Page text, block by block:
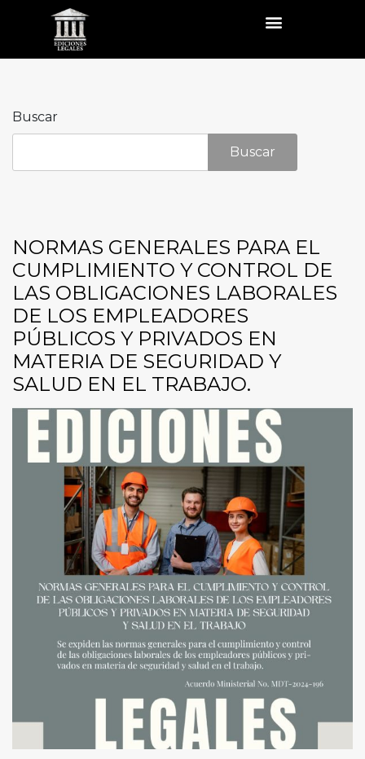
Buscar
Buscar
NORMAS GENERALES PARA EL
CUMPLIMIENTO Y CONTROL DE
LAS OBLIGACIONES LABORALES
DE LOS EMPLEADORES
PÚBLICOS Y PRIVADOS EN
MATERIA DE SEGURIDAD Y
SALUD EN EL TRABAJO.